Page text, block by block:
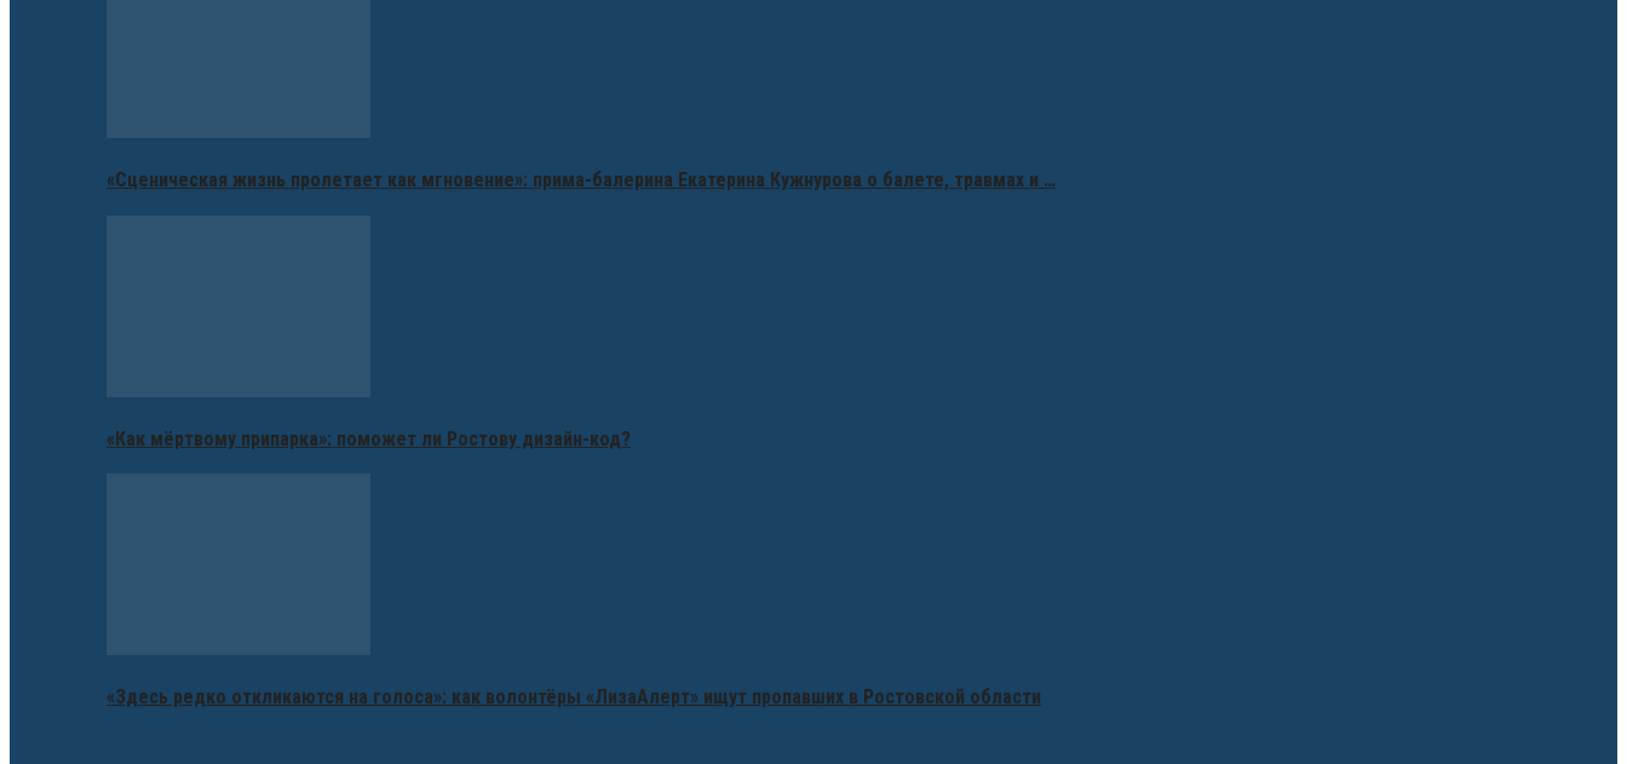
«Сценическая жизнь пролетает как мгновение»: прима-балерина Екатерина Кужнурова о балете, травмах и …
«Как мёртвому припарка»: поможет ли Ростову дизайн-код?
«Здесь редко откликаются на голоса»: как волонтёры «ЛизаАлерт» ищут пропавших в Ростовской области